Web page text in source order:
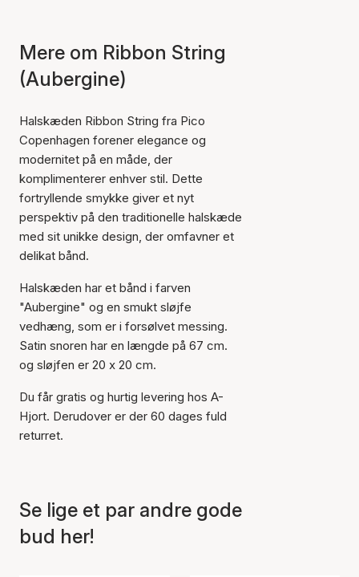
Varen er tilføjet til kurven
Mere om Ribbon String
(Aubergine)
Halskæden Ribbon String fra Pico
Copenhagen forener elegance og
modernitet på en måde, der
komplimenterer enhver stil. Dette
fortryllende smykke giver et nyt
perspektiv på den traditionelle halskæde
med sit unikke design, der omfavner et
delikat bånd.
Halskæden har et bånd i farven
"Aubergine" og en smukt sløjfe
vedhæng, som er i forsølvet messing.
Satin snoren har en længde på 67 cm.
og sløjfen er 20 x 20 cm.
Du får gratis og hurtig levering hos A-
Hjort. Derudover er der 60 dages fuld
returret.
Se lige et par andre gode
bud her!